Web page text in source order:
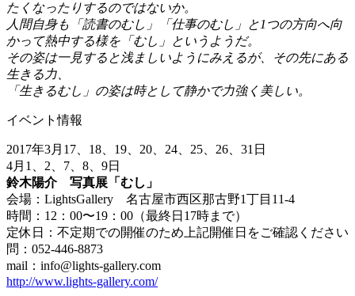
たくなったりするのではないか。
人間自身も「読書のむし」「仕事のむし」と1つの方向へ向
かって熱中する様を「むし」というようだ。
その姿は一見すると浅ましいようにみえるが、その先にある
生きる力、
「生きるむし」の姿は時として静かで力強く美しい。
イベント情報
2017年3月17、18、19、20、24、25、26、31日
4月1、2、7、8、9日
鈴木陽介 写真展「むし」
会場：LightsGallery 名古屋市西区那古野1丁目11-4
時間：12：00〜19：00（最終日17時まで）
定休日：不定期での開催のため上記開催日をご確認ください
問：052-446-8873
mail：info@lights-gallery.com
http://www.lights-gallery.com/